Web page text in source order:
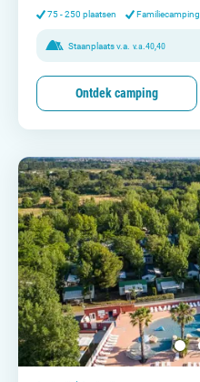
75 - 250 plaatsen Familiecamping
Staanplaats v.a. v.a. 40,40
Ontdek camping